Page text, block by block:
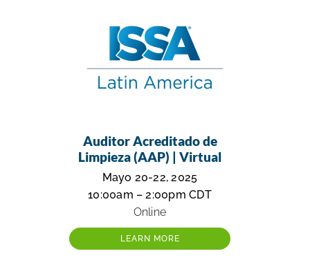
Auditor Acreditado de
Limpieza (AAP) | Virtual
Mayo 20-22, 2025
10:00am – 2:00pm CDT
Online
LEARN MORE